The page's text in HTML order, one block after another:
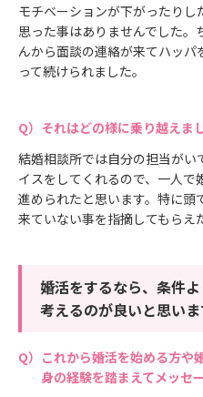
モチベーションが下がったり
思った事はありませんでした
んから面談の連絡が来てハッ
って続けられました。
それはどの様に乗り越えま
結婚相談所では自分の担当が
イスをしてくれるので、一人
進められたと思います。特に頭
来ていない事を指摘してもらえ
婚活をするなら、条件
考えるのが良いと思い
これから婚活を始める方や
身の経験を踏まえてメッセ